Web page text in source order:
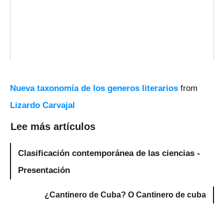
Nueva taxonomía de los generos literarios from
Lizardo Carvajal
Lee más artículos
Clasificación contemporánea de las ciencias -
Presentación
¿Cantinero de Cuba? O Cantinero de cuba